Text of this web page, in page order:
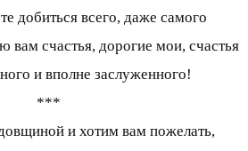
добиться всего, даже самого
вам счастья, дорогие мои, счастья
и вполне заслуженного!
***
и хотим вам пожелать,